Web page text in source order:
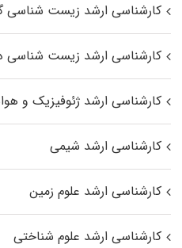
کارشناسی ارشد زیست‌ شناسی
کارشناسی ارشد زیست‌ شناسی
کارشناسی ارشد ژئوفیزیک و
کارشناسی ارشد شیمی
کارشناسی ارشد علوم زمین
کارشناسی ارشد علوم شناختی